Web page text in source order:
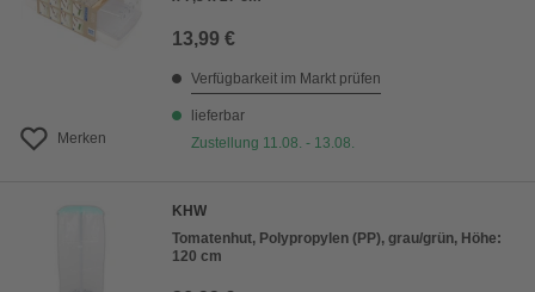
Merken
13,99 €
Verfügbarkeit im Markt prüfen
lieferbar
Zustellung 11.08. - 13.08.
KHW
Tomatenhut, Polypropylen (PP), grau/grün, Höhe:
120 cm